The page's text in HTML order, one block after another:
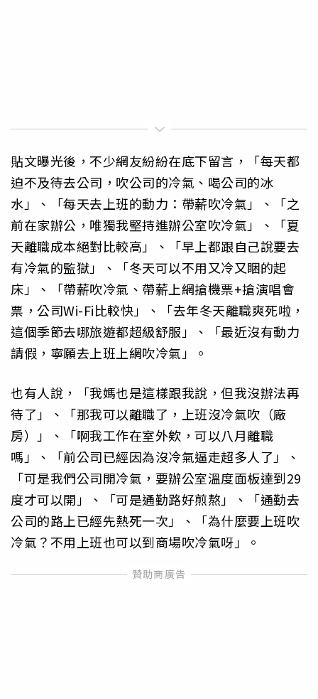
貼文曝光後，不少網友紛紛在底下留言，「每天都
迫不及待去公司，吹公司的冷氣、喝公司的冰
水」、「每天去上班的動力：帶薪吹冷氣」、「之
前在家辦公，唯獨我堅持進辦公室吹冷氣」、「夏
天離職成本絕對比較高」、「早上都跟自己說要去
有冷氣的監獄」、「冬天可以不用又冷又睏的起
床」、「帶薪吹冷氣、帶薪上網搶機票+搶演唱會
票，公司Wi-Fi比較快」、「去年冬天離職爽死啦，
這個季節去哪旅遊都超級舒服」、「最近沒有動力
請假，寧願去上班上網吹冷氣」。
也有人說，「我媽也是這樣跟我說，但我沒辦法再
待了」、「那我可以離職了，上班沒冷氣吹（廠
房）」、「啊我工作在室外欸，可以八月離職
嗎」、「前公司已經因為沒冷氣逼走超多人了」、
「可是我們公司開冷氣，要辦公室溫度面板達到29
度才可以開」、「可是通勤路好煎熬」、「通勤去
公司的路上已經先熱死一次」、「為什麼要上班吹
冷氣？不用上班也可以到商場吹冷氣呀」。